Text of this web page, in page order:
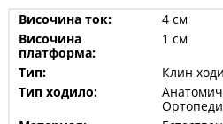
Височина ток:
4 см
Височина
платформа:
1 см
Тип:
Клин
Тип ходило: